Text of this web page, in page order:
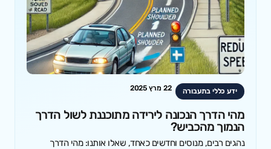
ידע כללי בתעבורה 22 מרץ 2025
מהי הדרך הנכונה לירידה מתוכננת לשול הדרך
הנמוך מהכביש?
נהגים רבים, מנוסים וחדשים כאחד, שאלו אותנו: מהי הדרך